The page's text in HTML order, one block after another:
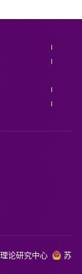
论研究中心
苏